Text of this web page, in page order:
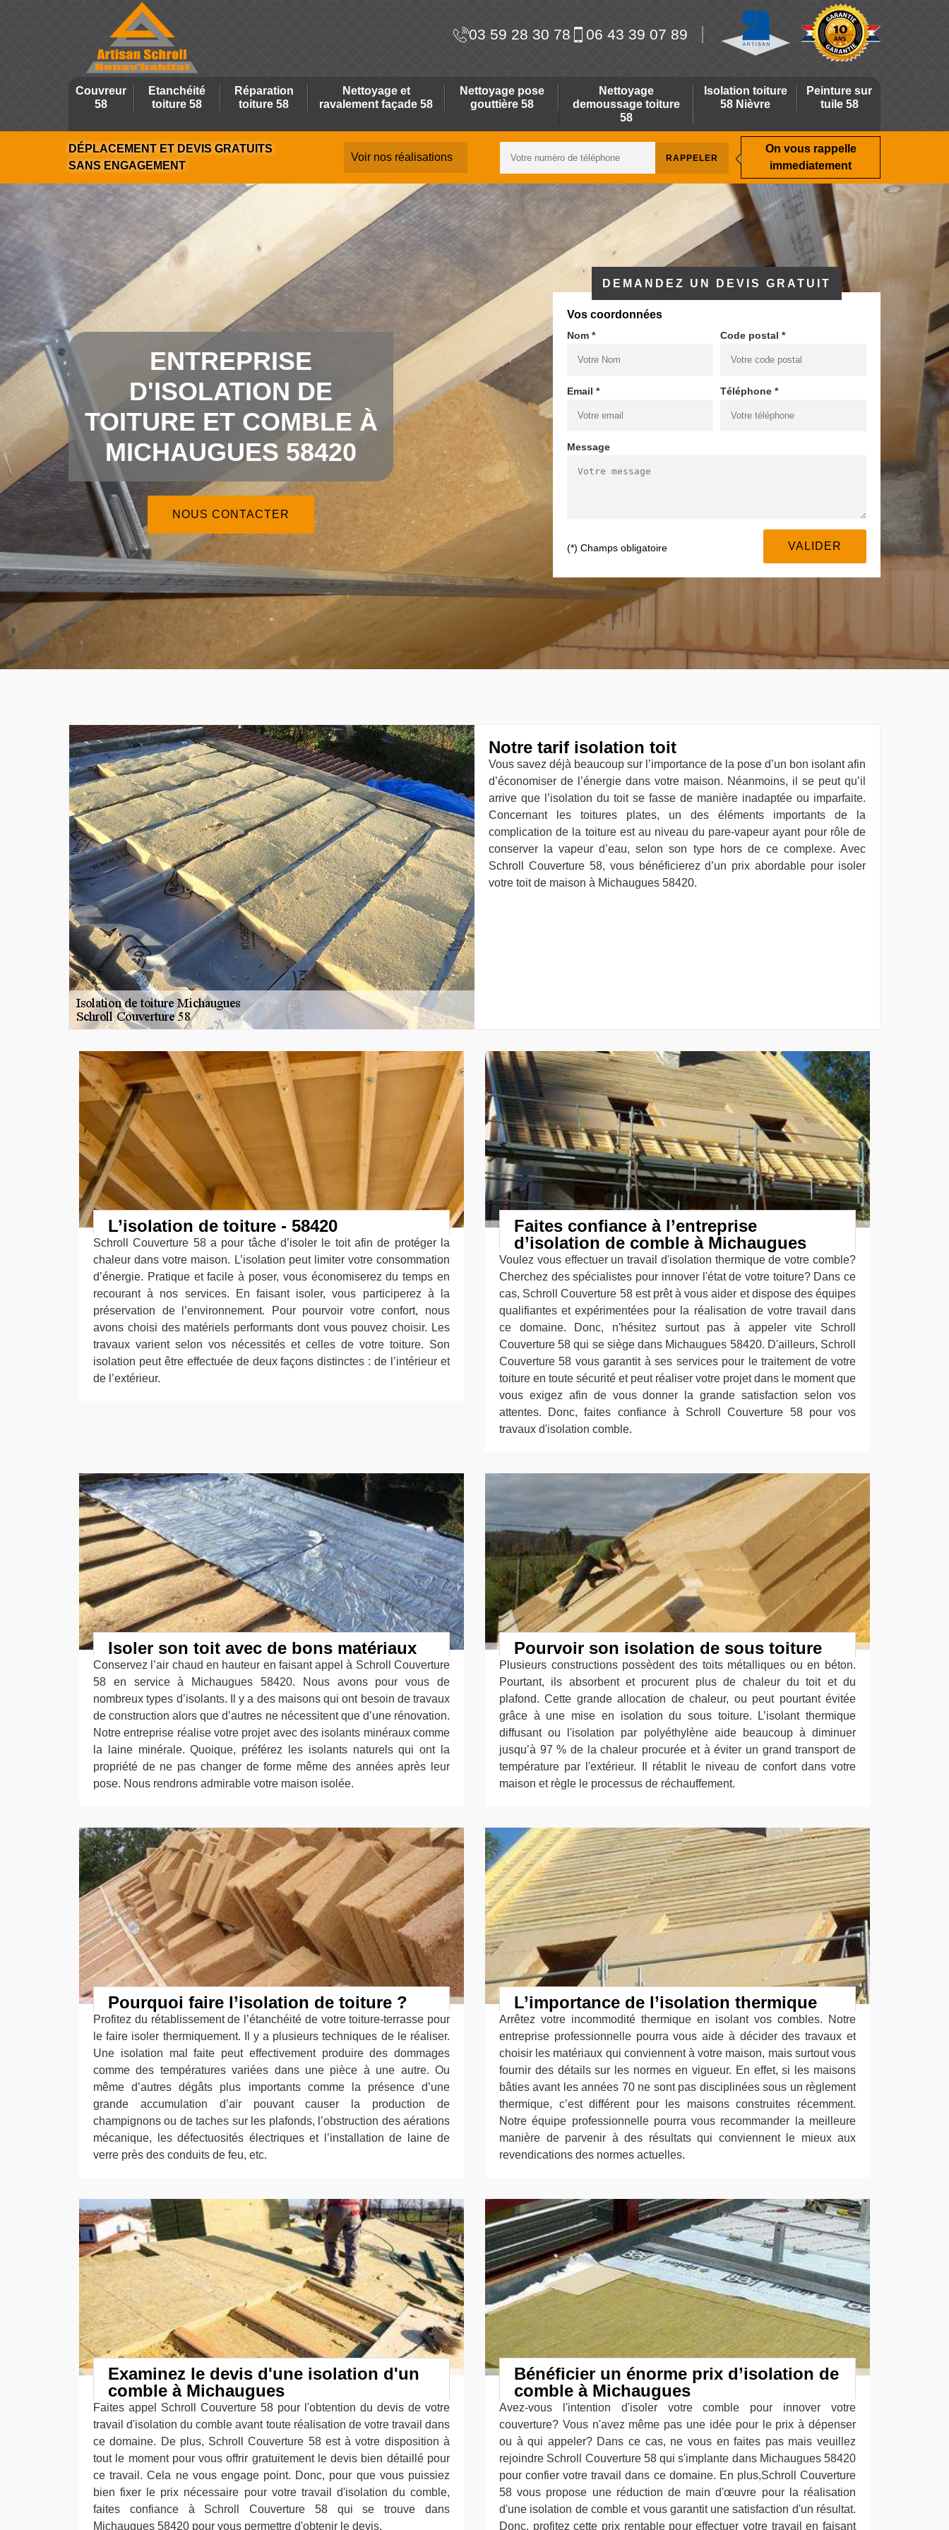
03 59 28 30 78 06 43 39 07 89
Couvreur
58
Etanchéité
toiture 58
Réparation
toiture 58
Nettoyage et
ravalement façade 58
Nettoyage pose
gouttière 58
Nettoyage
demoussage toiture
58
Isolation toiture
58 Nièvre
Peinture sur
tuile 58
DÉPLACEMENT ET DEVIS GRATUITS
SANS ENGAGEMENT
Voir nos réalisations
On vous rappelle
immediatement
ENTREPRISE
D'ISOLATION DE
TOITURE ET COMBLE À
MICHAUGUES 58420
NOUS CONTACTER
DEMANDEZ UN DEVIS GRATUIT
Vos coordonnées
Nom * Code postal *
Email * Téléphone *
Message
(*) Champs obligatoire
Notre tarif isolation toit
Vous savez déjà beaucoup sur l’importance de la pose d’un bon isolant afin
d’économiser de l’énergie dans votre maison. Néanmoins, il se peut qu’il
arrive que l’isolation du toit se fasse de manière inadaptée ou imparfaite.
Concernant les toitures plates, un des éléments importants de la
complication de la toiture est au niveau du pare-vapeur ayant pour rôle de
conserver la vapeur d’eau, selon son type hors de ce complexe. Avec
Schroll Couverture 58, vous bénéficierez d’un prix abordable pour isoler
votre toit de maison à Michaugues 58420.
L’isolation de toiture - 58420
Schroll Couverture 58 a pour tâche d’isoler le toit afin de protéger la
chaleur dans votre maison. L’isolation peut limiter votre consommation
d’énergie. Pratique et facile à poser, vous économiserez du temps en
recourant à nos services. En faisant isoler, vous participerez à la
préservation de l’environnement. Pour pourvoir votre confort, nous
avons choisi des matériels performants dont vous pouvez choisir. Les
travaux varient selon vos nécessités et celles de votre toiture. Son
isolation peut être effectuée de deux façons distinctes : de l’intérieur et
de l’extérieur.
Faites confiance à l’entreprise
d’isolation de comble à Michaugues
Voulez vous effectuer un travail d'isolation thermique de votre comble?
Cherchez des spécialistes pour innover l'état de votre toiture? Dans ce
cas, Schroll Couverture 58 est prêt à vous aider et dispose des équipes
qualifiantes et expérimentées pour la réalisation de votre travail dans
ce domaine. Donc, n'hésitez surtout pas à appeler vite Schroll
Couverture 58 qui se siège dans Michaugues 58420. D'ailleurs, Schroll
Couverture 58 vous garantit à ses services pour le traitement de votre
toiture en toute sécurité et peut réaliser votre projet dans le moment que
vous exigez afin de vous donner la grande satisfaction selon vos
attentes. Donc, faites confiance à Schroll Couverture 58 pour vos
travaux d'isolation comble.
Isoler son toit avec de bons matériaux
Conservez l’air chaud en hauteur en faisant appel à Schroll Couverture
58 en service à Michaugues 58420. Nous avons pour vous de
nombreux types d’isolants. Il y a des maisons qui ont besoin de travaux
de construction alors que d’autres ne nécessitent que d’une rénovation.
Notre entreprise réalise votre projet avec des isolants minéraux comme
la laine minérale. Quoique, préférez les isolants naturels qui ont la
propriété de ne pas changer de forme même des années après leur
pose. Nous rendrons admirable votre maison isolée.
Pourvoir son isolation de sous toiture
Plusieurs constructions possèdent des toits métalliques ou en béton.
Pourtant, ils absorbent et procurent plus de chaleur du toit et du
plafond. Cette grande allocation de chaleur, ou peut pourtant évitée
grâce à une mise en isolation du sous toiture. L’isolant thermique
diffusant ou l'isolation par polyéthylène aide beaucoup à diminuer
jusqu’à 97 % de la chaleur procurée et à éviter un grand transport de
température par l'extérieur. Il rétablit le niveau de confort dans votre
maison et règle le processus de réchauffement.
Pourquoi faire l’isolation de toiture ?
Profitez du rétablissement de l’étanchéité de votre toiture-terrasse pour
le faire isoler thermiquement. Il y a plusieurs techniques de le réaliser.
Une isolation mal faite peut effectivement produire des dommages
comme des températures variées dans une pièce à une autre. Ou
même d’autres dégâts plus importants comme la présence d’une
grande accumulation d’air pouvant causer la production de
champignons ou de taches sur les plafonds, l’obstruction des aérations
mécanique, les défectuosités électriques et l’installation de laine de
verre près des conduits de feu, etc.
L’importance de l’isolation thermique
Arrêtez votre incommodité thermique en isolant vos combles. Notre
entreprise professionnelle pourra vous aide à décider des travaux et
choisir les matériaux qui conviennent à votre maison, mais surtout vous
fournir des détails sur les normes en vigueur. En effet, si les maisons
bâties avant les années 70 ne sont pas disciplinées sous un règlement
thermique, c’est différent pour les maisons construites récemment.
Notre équipe professionnelle pourra vous recommander la meilleure
manière de parvenir à des résultats qui conviennent le mieux aux
revendications des normes actuelles.
Examinez le devis d'une isolation d'un
comble à Michaugues
Faites appel Schroll Couverture 58 pour l'obtention du devis de votre
travail d'isolation du comble avant toute réalisation de votre travail dans
ce domaine. De plus, Schroll Couverture 58 est à votre disposition à
tout le moment pour vous offrir gratuitement le devis bien détaillé pour
ce travail. Cela ne vous engage point. Donc, pour que vous puissiez
bien fixer le prix nécessaire pour votre travail d'isolation du comble,
faites confiance à Schroll Couverture 58 qui se trouve dans
Michaugues 58420 pour vous permettre d'obtenir le devis.
Bénéficier un énorme prix d’isolation de
comble à Michaugues
Avez-vous l'intention d'isoler votre comble pour innover votre
couverture? Vous n'avez même pas une idée pour le prix à dépenser
ou à qui appeler? Dans ce cas, ne vous en faites pas mais veuillez
rejoindre Schroll Couverture 58 qui s'implante dans Michaugues 58420
pour confier votre travail dans ce domaine. En plus,Schroll Couverture
58 vous propose une réduction de main d'œuvre pour la réalisation
d'une isolation de comble et vous garantit une satisfaction d'un résultat.
Donc, profitez cette prix rentable pour effectuer votre travail en faisant